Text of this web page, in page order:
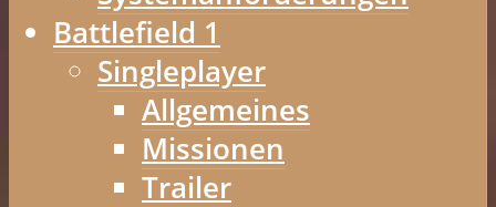
Battlefield 1
Singleplayer
Allgemeines
Missionen
Trailer